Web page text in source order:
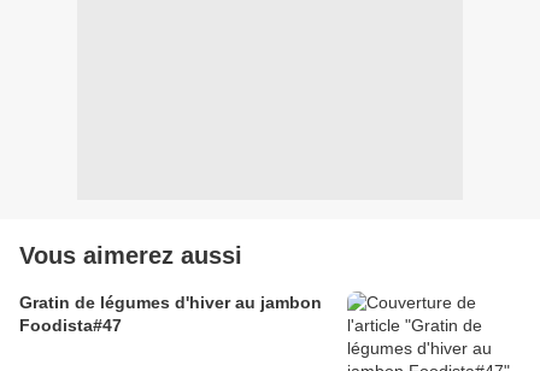
Vous aimerez aussi
Gratin de légumes d'hiver au jambon
Foodista#47